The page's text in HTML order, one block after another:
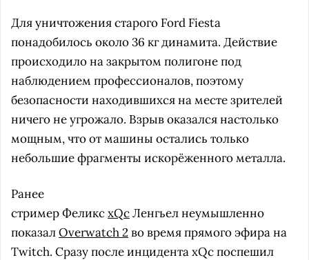
Для уничтожения старого Ford Fiesta
понадобилось около 36 кг динамита. Действие
происходило на закрытом полигоне под
наблюдением профессионалов, поэтому
безопасности находившихся на месте зрителей
ничего не угрожало. Взрыв оказался настолько
мощным, что от машины остались только
небольшие фрагменты искорёженного металла.
Ранее
стример ФеликсxQcЛенгьел неумышленно
показалOverwatch 2во время прямого эфира на
Twitch. Сразу после инцидента xQc поспешил